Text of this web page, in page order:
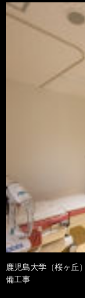
鹿児島大学（桜ヶ丘
備工事